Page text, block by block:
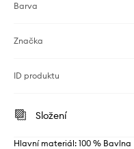
Barva
Značka
ID produktu
Složení
Hlavní materiál: 100 % Bavlna